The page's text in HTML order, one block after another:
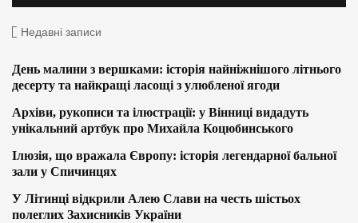
Недавні записи
День малини з вершками: історія найніжнішого літнього
десерту та найкращі ласощі з улюбленої ягоди
Архіви, рукописи та ілюстрації: у Вінниці видадуть
унікальний артбук про Михайла Коцюбинського
Ілюзія, що вражала Європу: історія легендарної бальної
зали у Спичинцях
У Літинці відкрили Алею Слави на честь шістьох
полеглих Захисників України